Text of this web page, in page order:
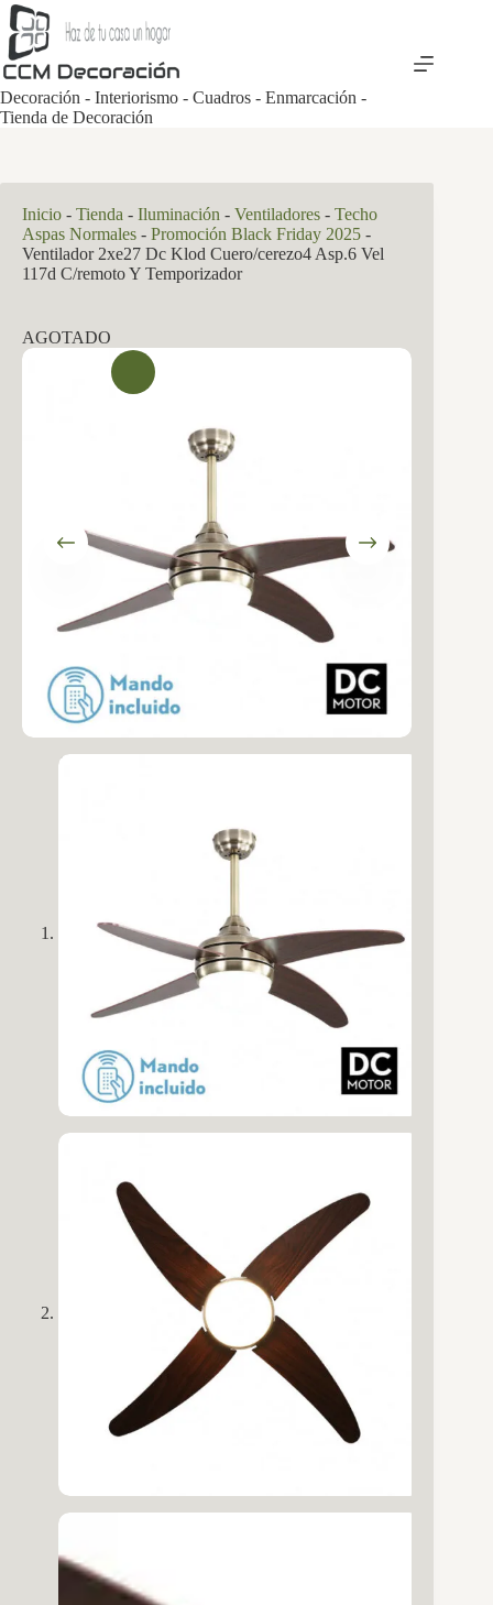
Saltar
al
contenido
Decoración - Interiorismo - Cuadros - Enmarcación -
Tienda de Decoración
Inicio - Tienda - Iluminación - Ventiladores - Techo
Aspas Normales - Promoción Black Friday 2025 -
Ventilador 2xe27 Dc Klod Cuero/cerezo4 Asp.6 Vel
117d C/remoto Y Temporizador
AGOTADO